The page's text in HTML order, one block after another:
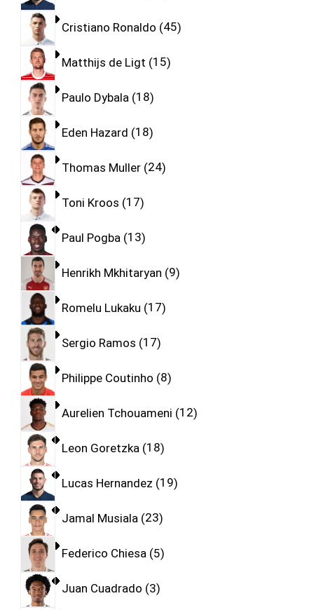
Cristiano Ronaldo 45
Matthijs de Ligt 15
Paulo Dybala 18
Eden Hazard 18
Thomas Muller 24
Toni Kroos 17
Paul Pogba 13
Henrikh Mkhitaryan 9
Romelu Lukaku 17
Sergio Ramos 17
Philippe Coutinho 8
Aurelien Tchouameni 12
Leon Goretzka 18
Lucas Hernandez 19
Jamal Musiala 23
Federico Chiesa 5
Juan Cuadrado 3